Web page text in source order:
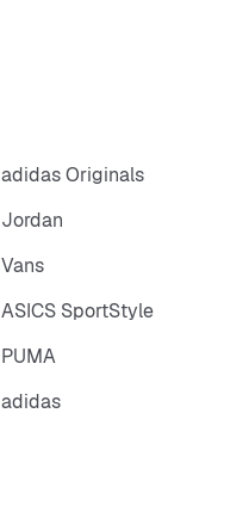
adidas Originals
Jordan
Vans
ASICS SportStyle
PUMA
adidas